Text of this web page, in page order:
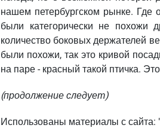
нашем петербургском рынке. Где
были категорически не похожи
количество боковых держателей
были похожи, так это кривой
на паре - красный такой птичка.
(продолжение следует)
Использованы материалы с сайта: